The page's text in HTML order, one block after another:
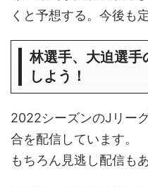
くと予想する。今後も
林選手、大迫選
しよう！
2022シーズンのJリー
合を配信しています。
もちろん見逃し配信も